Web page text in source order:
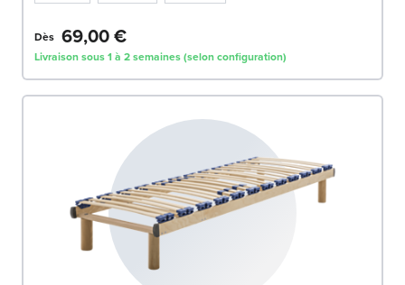
Dès 69,00 €
Livraison sous 1 à 2 semaines (selon configuration)